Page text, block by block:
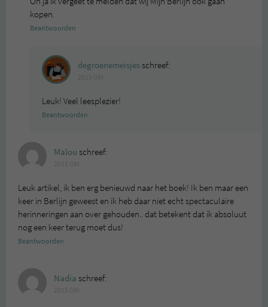
kopen.
Beantwoorden
degroenemeisjesschreef:
Leuk! Veel leesplezier!
Beantwoorden
Malou schreef:
Leuk artikel, ik ben erg benieuwd naar het boek! Ik ben maar een
keer in Berlijn geweest en ik heb daar niet echt spectaculaire
herinneringen aan over gehouden.. dat betekent dat ik absoluut
nog een keer terug moet dus!
Beantwoorden
Nadia schreef: